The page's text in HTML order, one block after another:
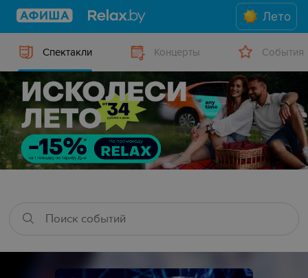
Лето
Спектакли Концерты События